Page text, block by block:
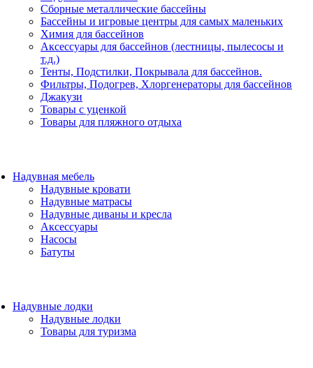
Сборные металлические бассейны
Бассейны и игровые центры для самых маленьких
Химия для бассейнов
Аксессуары для бассейнов (лестницы, пылесосы и
т.д.)
Тенты, Подстилки, Покрывала для бассейнов.
Фильтры, Подогрев, Хлоргенераторы для бассейнов
Джакузи
Товары с уценкой
Товары для пляжного отдыха
Надувная мебель
Надувные кровати
Надувные матрасы
Надувные диваны и кресла
Аксессуары
Насосы
Батуты
Надувные лодки
Надувные лодки
Товары для туризма